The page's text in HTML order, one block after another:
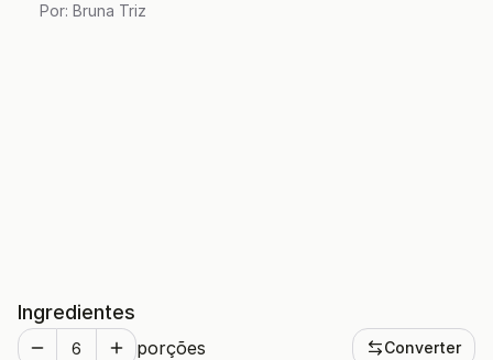
Por: Bruna Triz
Ingredientes
porções Converter